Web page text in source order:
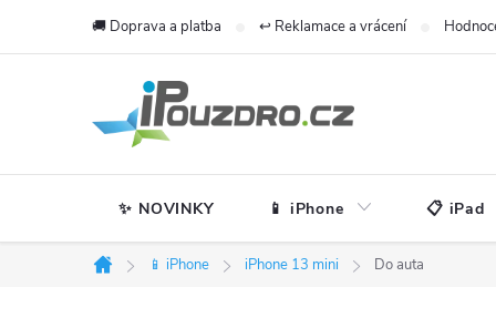
🚚 Doprava a platba ↩️ Reklamace a vrácení
✨ NOVINKY 📱 iPhone 📋 iPad
Domů
📱 iPhone iPhone 13 mini Do auta